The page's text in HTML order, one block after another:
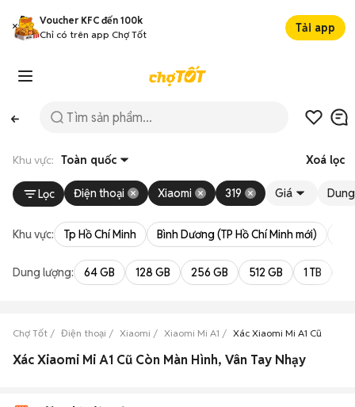
Voucher KFC đến 100k
Chỉ có trên app Chợ Tốt
Tải app
Khu vực: Toàn quốc Xoá lọc
Lọc Điện thoại Xiaomi 319 Giá
Khu vực: Tp Hồ Chí Minh Bình Dương (TP Hồ Chí Minh mới)
Dung lượng: 64 GB 128 GB 256 GB 512 GB 1 TB
Chợ Tốt Điện thoại Xiaomi Xiaomi Mi A1 Xác Xiaomi Mi A1 Cũ
Xác Xiaomi Mi A1 Cũ Còn Màn Hình, Vân Tay Nhạy